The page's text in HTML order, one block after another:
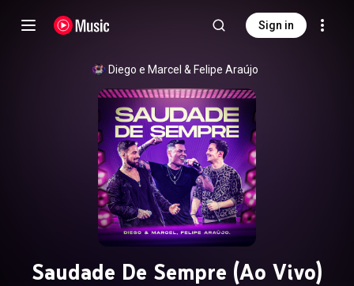
Sign in
Diego e Marcel & Felipe Araújo
Saudade De Sempre (Ao Vivo)